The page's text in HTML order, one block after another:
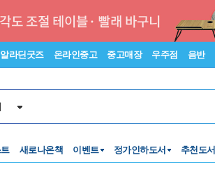
알라딘굿즈 온라인중고 중고매장 우주점 음반
새로나온책 이벤트 정가인하도서 추천도서